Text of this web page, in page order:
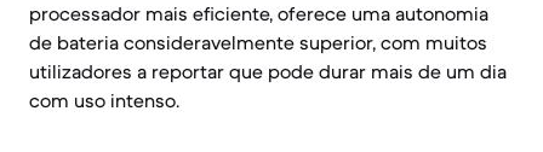
processador mais eficiente, oferece uma autonomia
de bateria consideravelmente superior, com muitos
utilizadores a reportar que pode durar mais de um dia
com uso intenso.